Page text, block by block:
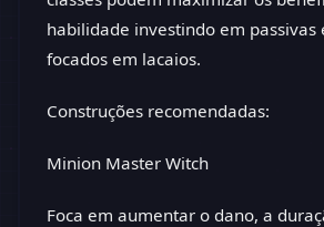
habilidade investindo em passivas
focados em lacaios.
Construções recomendadas:
Minion Master Witch
Foca em aumentar o dano, a